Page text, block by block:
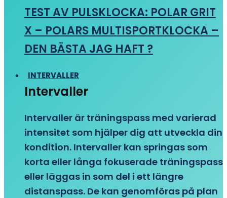
TEST AV PULSKLOCKA: POLAR GRIT
X – POLARS MULTISPORTKLOCKA –
DEN BÄSTA JAG HAFT ?
INTERVALLER
Intervaller
Intervaller är träningspass med varierad
intensitet som hjälper dig att utveckla din
kondition. Intervaller kan springas som
korta eller långa fokuserade träningspass
eller läggas in som del i ett längre
distanspass. De kan genomföras på plan